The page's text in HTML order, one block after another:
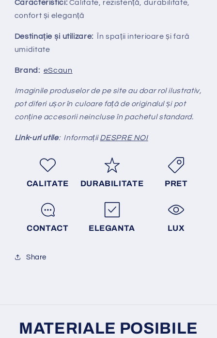
Caracteristici: Calitate, rezistență, durabilitate,
confort și eleganță
Destinație și utilizare: În spații interioare și fară
umiditate
Brand: eScaun
Imaginile produselor de pe site au doar rol ilustrativ,
pot diferi ușor în culoare față de originalul și pot
conține accesorii neincluse în pachetul standard.
Link-uri utile: InformațiiDESPRE NOI
CALITATE DURABILITATE PRET
CONTACT ELEGANTA LUX
Share
MATERIALE POSIBILE